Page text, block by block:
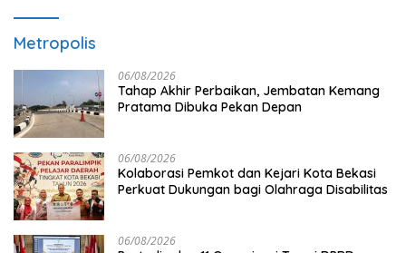
Metropolis
06/08/2026
Tahap Akhir Perbaikan, Jembatan Kemang
Pratama Dibuka Pekan Depan
06/08/2026
Kolaborasi Pemkot dan Kejari Kota Bekasi
Perkuat Dukungan bagi Olahraga Disabilitas
06/08/2026